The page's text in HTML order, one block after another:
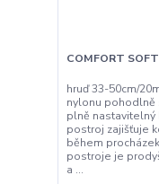
COMFORT
hruď 33-50cm/
nylonu pohodlně
plně nastavitelný
postroj zajišťuje
během
postroje je
a ...